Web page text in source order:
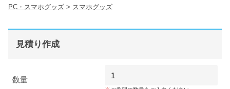
PC・スマホグッズ > スマホグッズ
見積り作成
数量